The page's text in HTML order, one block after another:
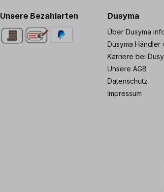
Unsere Bezahlarten Dusyma
Über Dusyma
Dusyma Händler
Karriere bei
Unsere AGB
Datenschutz
Impressum